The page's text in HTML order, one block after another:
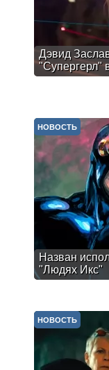
Дэвид
"Супергерл"
Назван
"Людях Икс"
НОВОСТЬ
НОВОСТЬ